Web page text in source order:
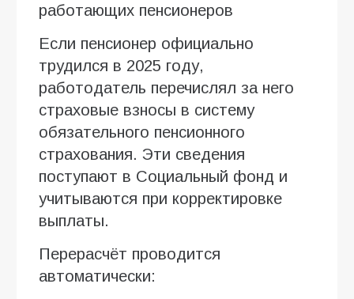
работающих пенсионеров
Если пенсионер официально
трудился в 2025 году,
работодатель перечислял за него
страховые взносы в систему
обязательного пенсионного
страхования. Эти сведения
поступают в Социальный фонд и
учитываются при корректировке
выплаты.
Перерасчёт проводится
автоматически: